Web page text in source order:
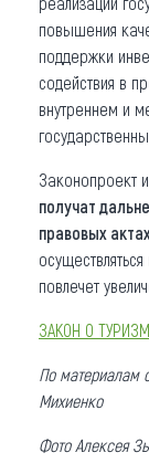
повышения
поддержки
содействия в
внутреннем и
Законопроект
получат
правовых
повлечет
ЗАКОН О
По материалам
Михиенко
Фото Алексея